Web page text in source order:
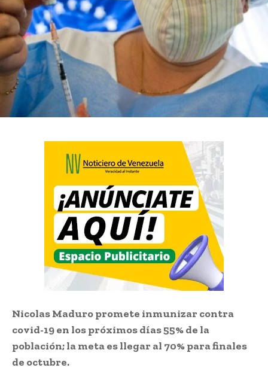
Nicolas Maduro promete inmunizar contra
covid-19 en los próximos días 55% de la
población; la meta es llegar al 70% para finales
de octubre.